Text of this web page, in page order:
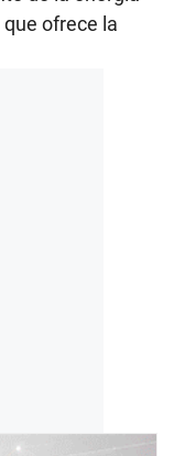
ofrece la